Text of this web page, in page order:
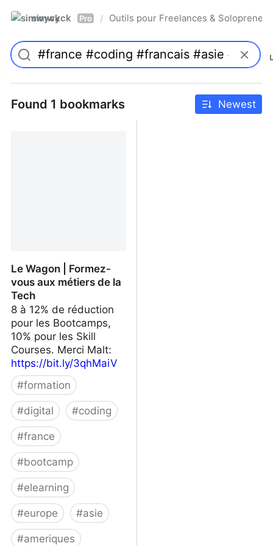
simwyck Pro / Outils pour Freelances &
Found 1 bookmarks Newest
Le Wagon | Formez-
vous aux métiers de la
Tech
8 à 12% de réduction
pour les Bootcamps,
10% pour les Skill
Courses. Merci Malt:
https://bit.ly/3qhMaiV
#formation
#digital #coding
#france
#bootcamp
#elearning
#europe #asie
#ameriques